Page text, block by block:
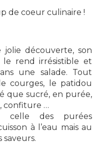
de coeur culinaire !
découverte, son
rend irrésistible et
une salade. Tout
courges, le patidou
que sucré, en purée,
confiture …
celle des purées
à l’eau mais au